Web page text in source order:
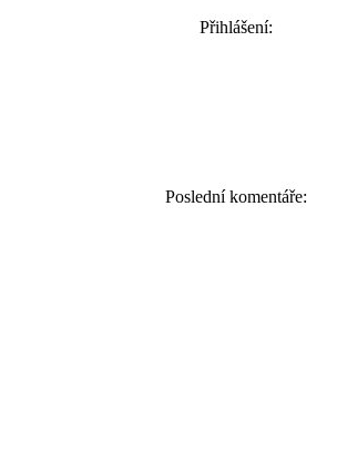
Přihlášení:
Poslední komentáře: